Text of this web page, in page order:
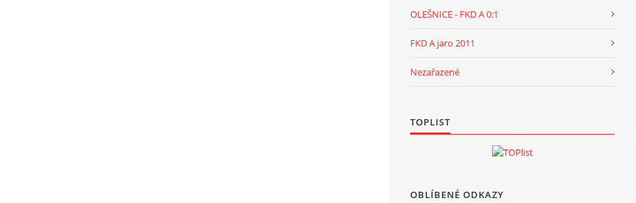
OLEŠNICE - FKD A 0:1
FKD A jaro 2011
Nezařazené
TOPLIST
OBLÍBENÉ ODKAZY